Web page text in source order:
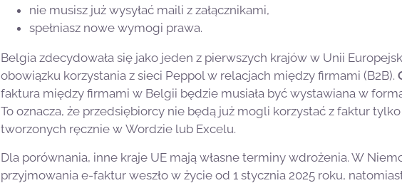
nie musisz już wysyłać maili z załącznikami,
spełniasz nowe wymogi prawa.
Belgia zdecydowała się jako jeden z pierwszych krajów w Unii
obowiązku korzystania z sieci Peppol w relacjach między firmami (B2B).
faktura między firmami w Belgii będzie musiała być wystawiana w
To oznacza, że przedsiębiorcy nie będą już mogli korzystać z faktur
tworzonych ręcznie w Wordzie lub Excelu.
Dla porównania, inne kraje UE mają własne terminy wdrożenia. W
przyjmowania e-faktur weszło w życie od 1 stycznia 2025 roku,